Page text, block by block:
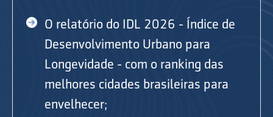
O relatório do IDL 2026 - Índice de
Desenvolvimento Urbano para
Longevidade - com o ranking das
melhores cidades brasileiras para
envelhecer;